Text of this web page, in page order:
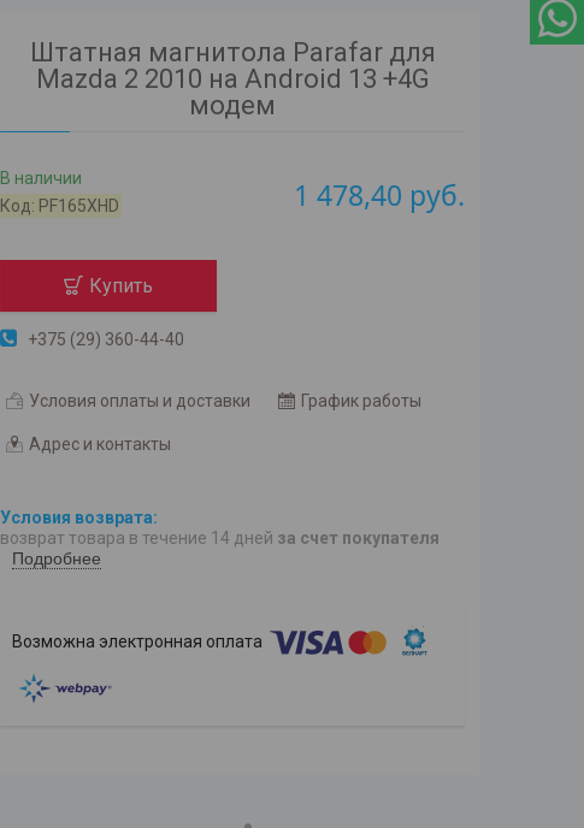
Штатная магнитола Parafar для
Mazda 2 2010 на Android 13 +4G
модем
В наличии
Код: PF165XHD 1 478,40 руб.
Купить
+375 (29) 360-44-40
Условия оплаты и доставки График работы
Адрес и контакты
возврат товара в течение 14 дней за счет покупателя
Подробнее